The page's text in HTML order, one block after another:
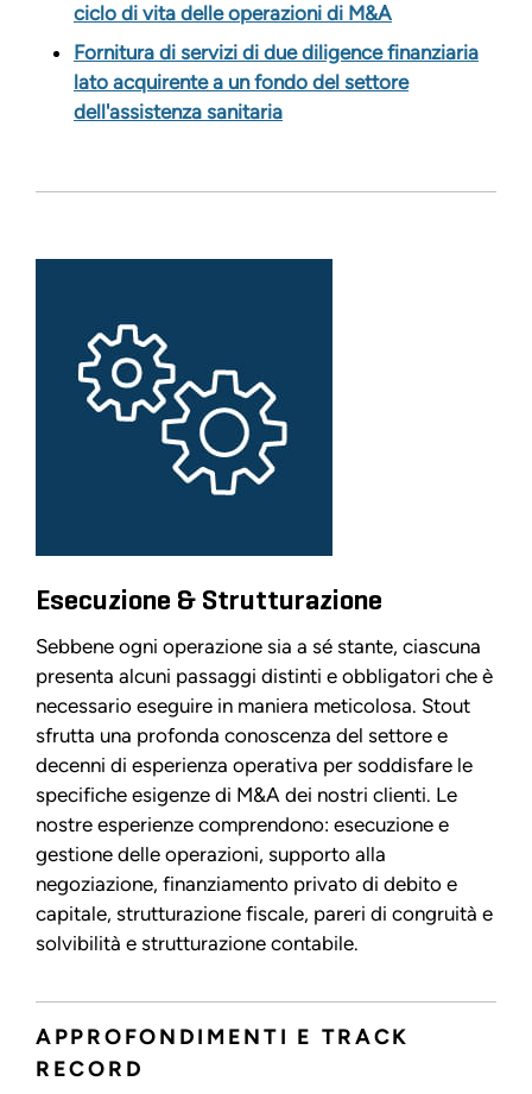
ciclo di vita delle operazioni di M&A
Fornitura di servizi di due diligence finanziaria
lato acquirente a un fondo del settore
dell'assistenza sanitaria
Esecuzione & Strutturazione
Sebbene ogni operazione sia a sé stante, ciascuna
presenta alcuni passaggi distinti e obbligatori che è
necessario eseguire in maniera meticolosa. Stout
sfrutta una profonda conoscenza del settore e
decenni di esperienza operativa per soddisfare le
specifiche esigenze di M&A dei nostri clienti. Le
nostre esperienze comprendono: esecuzione e
gestione delle operazioni, supporto alla
negoziazione, finanziamento privato di debito e
capitale, strutturazione fiscale, pareri di congruità e
solvibilità e strutturazione contabile.
APPROFONDIMENTI E TRACK
RECORD